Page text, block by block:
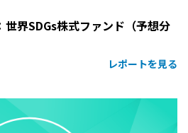
界SDGs株式ファンド（予想分
レポートを見る